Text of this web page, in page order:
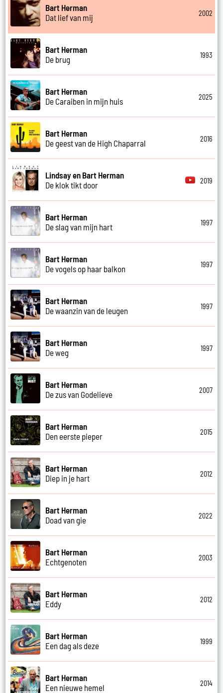
Bart Herman
Dat lief van mij
2002
Bart Herman
De brug
1993
Bart Herman
De Caraiben in mijn huis
2025
Bart Herman
De geest van de High Chaparral
2016
Lindsay en Bart Herman
De klok tikt door
2019
Bart Herman
De slag van mijn hart
1997
Bart Herman
De vogels op haar balkon
1997
Bart Herman
De waanzin van de leugen
1997
Bart Herman
De weg
1997
Bart Herman
De zus van Godelieve
2007
Bart Herman
Den eerste pieper
2015
Bart Herman
Diep in je hart
2012
Bart Herman
Doad van gie
2022
Bart Herman
Echtgenoten
2003
Bart Herman
Eddy
2012
Bart Herman
Een dag als deze
1999
Bart Herman
Een nieuwe hemel
2014